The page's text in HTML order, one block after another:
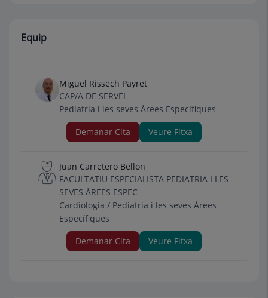
Equip
Miguel Rissech Payret
CAP/A DE SERVEI
Pediatria i les seves Àrees Específiques
Demanar Cita
Veure Fitxa
Juan Carretero Bellon
FACULTATIU ESPECIALISTA PEDIATRIA I LES
SEVES ÀREES ESPEC
Cardiologia / Pediatria i les seves Àrees
Específiques
Demanar Cita
Veure Fitxa